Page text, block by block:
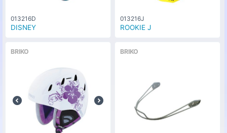
013216D
DISNEY
013216J
ROOKIE J
BRIKO BRIKO